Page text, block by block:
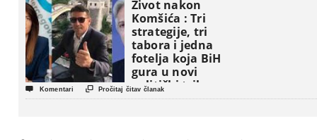
Život nakon
Komšića : Tri
strategije, tri
tabora i jedna
fotelja koja BiH
gura u novi
politički triler
 Komentari  Pročitaj čitav članak